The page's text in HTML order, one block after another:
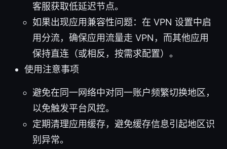
客服获取低延迟节点。
如果出现应用兼容性问题：在 VPN 设置中启
用分流，确保应用流量走 VPN，而其他应用
保持直连（或相反，按需求配置）。
使用注意事项
避免在同一网络中对同一账户频繁切换地区，
以免触发平台风控。
定期清理应用缓存，避免缓存信息引起地区识
别异常。